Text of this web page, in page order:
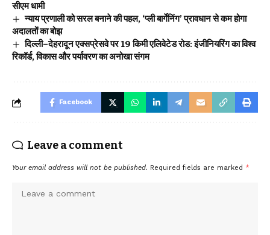
सीएम धामी
न्याय प्रणाली को सरल बनाने की पहल, ‘प्ली बार्गेनिंग’ प्रावधान से कम होगा
अदालतों का बोझ
दिल्ली–देहरादून एक्सप्रेसवे पर 19 किमी एलिवेटेड रोड: इंजीनियरिंग का विश्व
रिकॉर्ड, विकास और पर्यावरण का अनोखा संगम
Facebook
Leave a comment
Your email address will not be published. Required fields are marked *